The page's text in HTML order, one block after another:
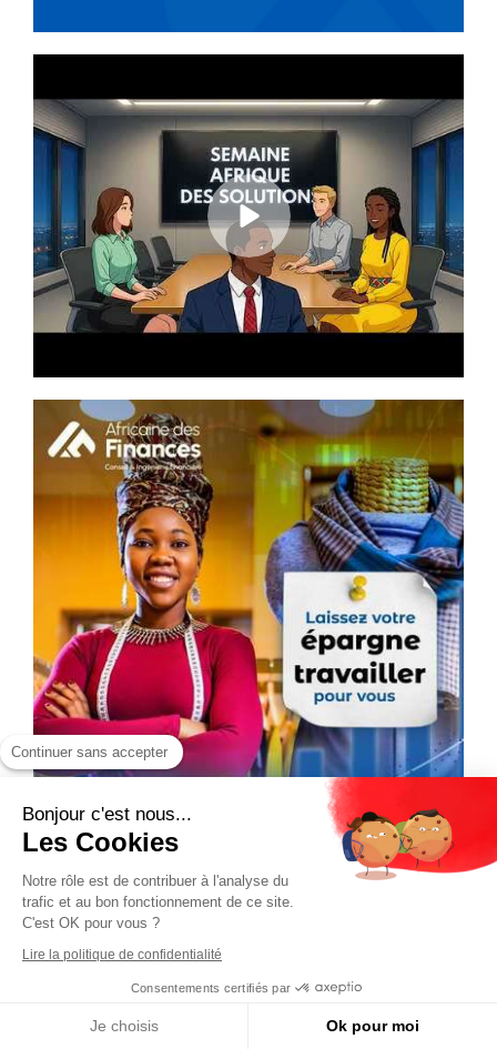
Continuer sans accepter
Bonjour c'est nous...
Les Cookies
Notre rôle est de contribuer à l'analyse du
trafic et au bon fonctionnement de ce site.
C'est OK pour vous ?
Lire la politique de confidentialité
Consentements certifiés par
Je choisis Ok pour moi